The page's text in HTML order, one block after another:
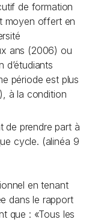
de formation
moyen offert en
ans (2006) ou
d’étudiants
période est plus
à la condition
de prendre part à
cycle. (alinéa 9
en tenant
dans le rapport
que : «Tous les